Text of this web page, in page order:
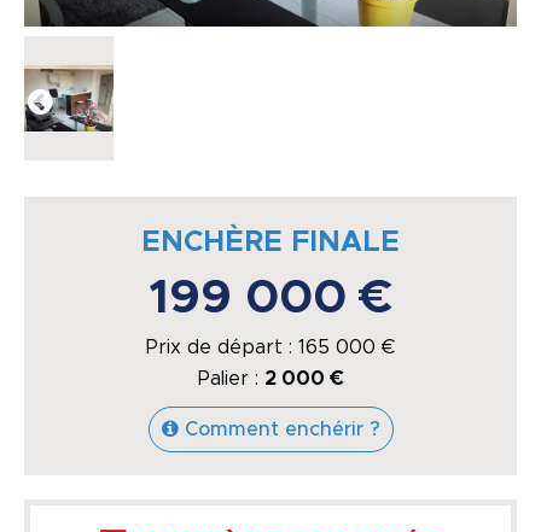
ENCHÈRE FINALE
199 000 €
Prix de départ : 165 000 €
Palier : 2 000 €
Comment enchérir ?